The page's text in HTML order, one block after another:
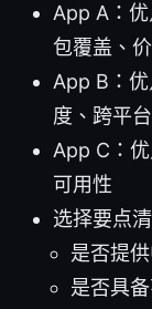
App A：
包覆盖、
App B：
度、跨平
App C：
可用性
选择要点
是否提
是否具